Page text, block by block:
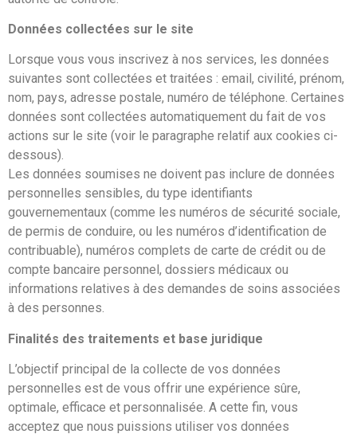
Données collectées sur le site
Lorsque vous vous inscrivez à nos services, les données
suivantes sont collectées et traitées : email, civilité, prénom,
nom, pays, adresse postale, numéro de téléphone. Certaines
données sont collectées automatiquement du fait de vos
actions sur le site (voir le paragraphe relatif aux cookies ci-
dessous).
Les données soumises ne doivent pas inclure de données
personnelles sensibles, du type identifiants
gouvernementaux (comme les numéros de sécurité sociale,
de permis de conduire, ou les numéros d’identification de
contribuable), numéros complets de carte de crédit ou de
compte bancaire personnel, dossiers médicaux ou
informations relatives à des demandes de soins associées
à des personnes.
Finalités des traitements et base juridique
L’objectif principal de la collecte de vos données
personnelles est de vous offrir une expérience sûre,
optimale, efficace et personnalisée. A cette fin, vous
acceptez que nous puissions utiliser vos données